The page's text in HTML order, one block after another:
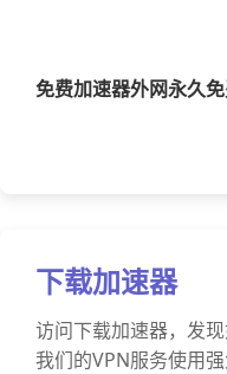
免费加速器外网永久
下载加速器
访问下载加速器，发
我们的VPN服务使用